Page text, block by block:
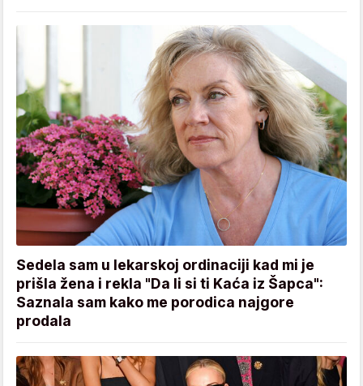
Sedela sam u lekarskoj ordinaciji kad mi je
prišla žena i rekla "Da li si ti Kaća iz Šapca":
Saznala sam kako me porodica najgore
prodala